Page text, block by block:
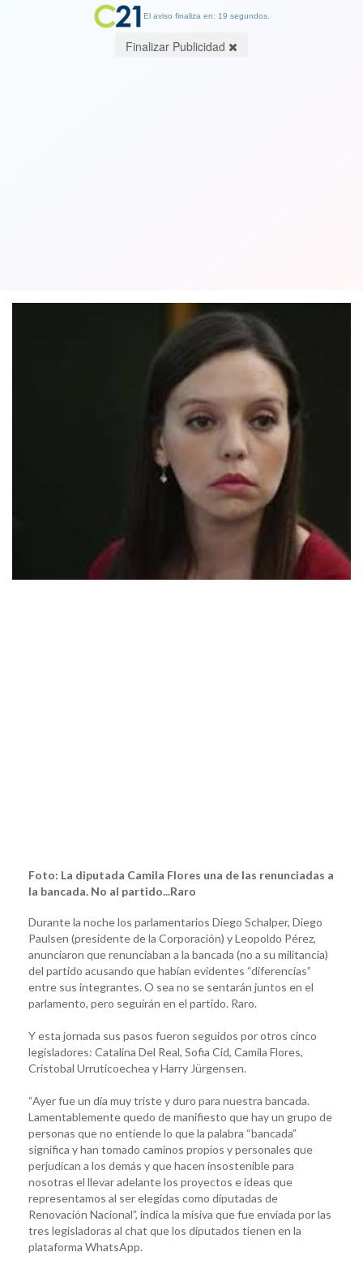
Foto: La diputada Camila Flores una de las renunciadas a
la bancada. No al partido...Raro
Durante la noche los parlamentarios Diego Schalper, Diego
Paulsen (presidente de la Corporación) y Leopoldo Pérez,
anunciaron que renunciaban a la bancada (no a su militancia)
del partido acusando que habían evidentes “diferencias”
entre sus integrantes. O sea no se sentarán juntos en el
parlamento, pero seguirán en el partido. Raro.
Y esta jornada sus pasos fueron seguidos por otros cinco
legisladores: Catalina Del Real, Sofia Cid, Camila Flores,
Cristobal Urruticoechea y Harry Jürgensen.
“Ayer fue un día muy triste y duro para nuestra bancada.
Lamentablemente quedo de manifiesto que hay un grupo de
personas que no entiende lo que la palabra “bancada”
significa y han tomado caminos propios y personales que
perjudican a los demás y que hacen insostenible para
nosotras el llevar adelante los proyectos e ideas que
representamos al ser elegidas como diputadas de
Renovación Nacional”, indica la misiva que fue enviada por las
tres legisladoras al chat que los diputados tienen en la
plataforma WhatsApp.
El aviso finaliza en: 19 segundos.
Finalizar Publicidad